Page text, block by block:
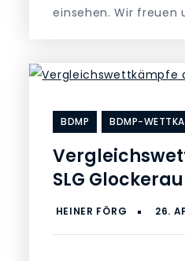
einsehen. Wir freuen
BDMP BDMP-
SLG Glockerau